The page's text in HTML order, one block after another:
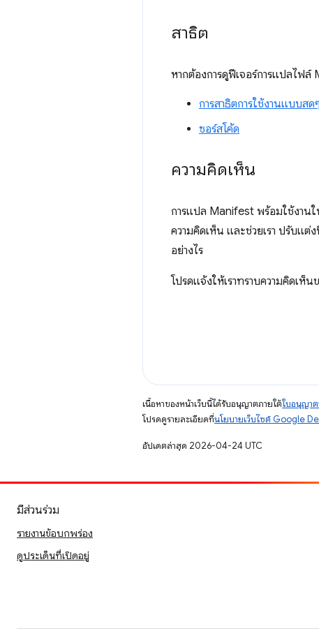
สาธิต
หากต้องการดูฟีเจอร์การแปลไฟ
การสาธิตการใช้งานแบบสดๆ
ซอร์สโค้ด
ความคิดเห็น
การแปล Manifest พร้อมใช้งาน
ความคิดเห็น และช่วยเรา ปรับแ
อย่างไร
โปรดแจ้งให้เราทราบความคิดเห็
เนื้อหาของหน้าเว็บนี้ได้รับอนุญาตภายใต้ใบอนุญา
โปรดดูรายละเอียดที่นโยบายเว็บไซต์ Google
อัปเดตล่าสุด 2026-04-24 UTC
มีส่วนร่วม
รายงานข้อบกพร่อง
ดูประเด็นที่เปิดอยู่